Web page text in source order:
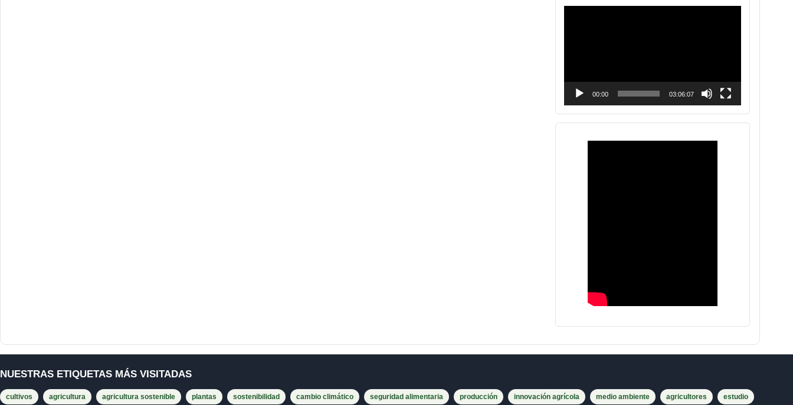
00:00 03:06:07
NUESTRAS ETIQUETAS MÁS VISITADAS
cultivos agricultura agricultura sostenible plantas sostenibilidad cambio climático seguridad alimentaria producción innovación agrícola medio ambiente agricultores estudio